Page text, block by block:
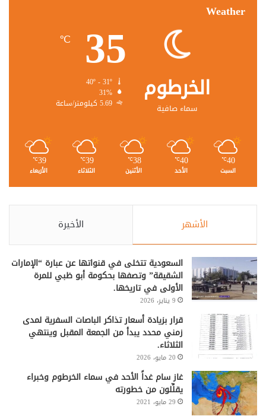
Weather
الخرطوم
سماء صافية
35
℃
31%
5.69 كيلومتر/ساعة
40
℃
السبت
40
℃
الأحد
38
℃
الأثنين
39
℃
الثلاثاء
39
℃
الأربعاء
الأشهر الأخيرة
السعودية تتخلى في قنواتها عن عبارة “الإمارات
الشقيقة” وتصفها بحكومة أبو ظبي للمرة
الأولى في تاريخها.
9 يناير، 2026
قرار بزيادة أسعار تذاكر الباصات السفرية لمدى
زمني محدد يبدأ من الجمعة المقبل وينتهي
الثلاثاء.
20 مايو، 2026
غاز سام غداً الأحد في سماء الخرطوم وخبراء
يقلِّلون من خطورته
29 مايو، 2021